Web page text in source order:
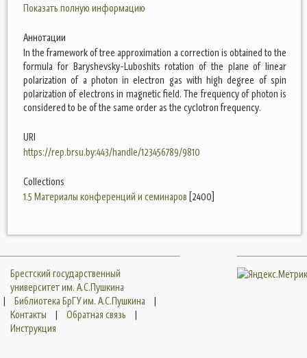
Показать полную информацию
Аннотации
In the framework of tree approximation a correction is obtained to the
formula for Baryshevsky-Luboshits rotation of the plane of linear
polarization of a photon in electron gas with high degree of spin
polarization of electrons in magnetic field. The frequency of photon is
considered to be of the same order as the cyclotron frequency.
URI
https://rep.brsu.by:443/handle/123456789/9810
Collections
1.5 Материалы конференций и семинаров [2400]
Брестский государственный
университет им. А.С.Пушкина
|
Библиотека БрГУ им. А.С.Пушкина
|
Контакты
| Обратная связь
|
Инструкция